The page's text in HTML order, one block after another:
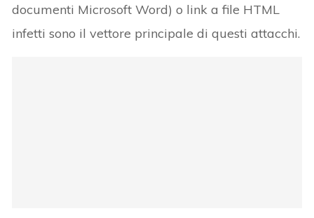
documenti Microsoft Word) o link a file HTML
infetti sono il vettore principale di questi attacchi.